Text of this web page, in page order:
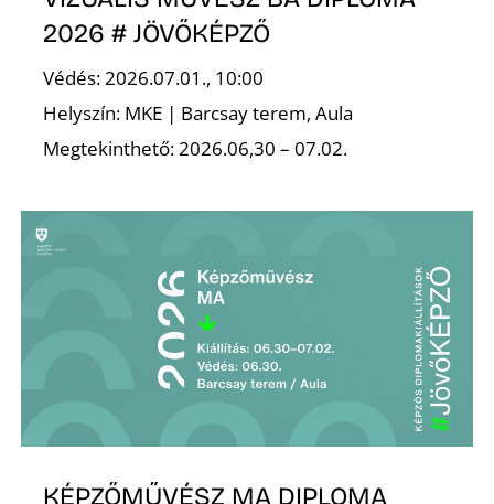
2026 # JÖVŐKÉPZŐ
Védés: 2026.07.01., 10:00
Helyszín: MKE | Barcsay terem, Aula
Megtekinthető: 2026.06,30 – 07.02.
KÉPZŐMŰVÉSZ MA DIPLOMA